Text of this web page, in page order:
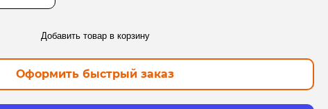
Добавить товар в корзину
Оформить быстрый заказ